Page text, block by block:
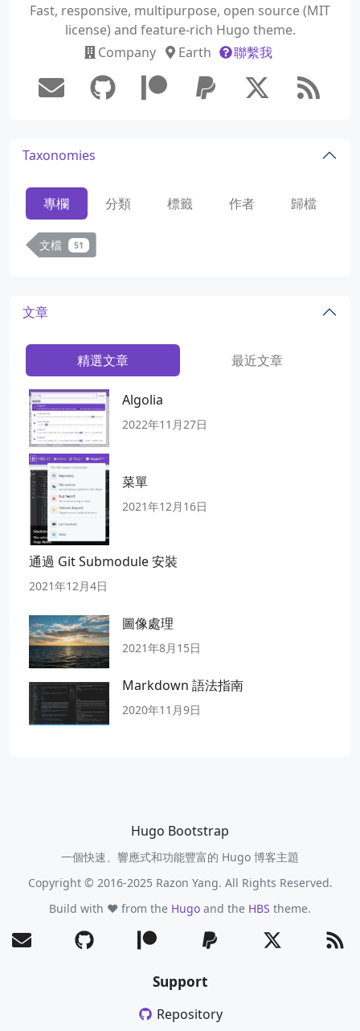
Fast, responsive, multipurpose, open source (MIT
license) and feature-rich Hugo theme.
Company
Earth 聯繫我
Taxonomies
專欄 分類 標籤 作者 歸檔
文檔 51
文章
精選文章 最近文章
Algolia
2022年11月27日
菜單
2021年12月16日
通過 Git Submodule 安裝
2021年12月4日
圖像處理
2021年8月15日
Markdown 語法指南
2020年11月9日
Hugo Bootstrap
一個快速、響應式和功能豐富的 Hugo 博客主題
Copyright © 2016-2025 Razon Yang. All Rights Reserved.
Build with ❤️ from the Hugo and the HBS theme.
Support
Repository